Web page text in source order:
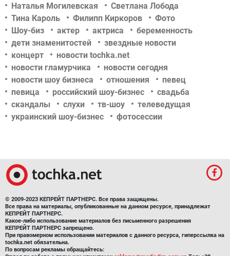
Наталья Могилевская
Светлана Лобода
Тина Кароль
Филипп Киркоров
Фото
Шоу-биз
актер актриса
беременность
дети знаменитостей
звездные новости
концерт
новости tochka.net
новости гламурчика
новости сегодня
новости шоу бизнеса
отношения
певец
певица
российский шоу-бизнес
свадьба
скандалы
слухи тв-шоу
телеведущая
украинский шоу-бизнес
фотосессии
© 2009-2023 КЕПРЕЙТ ПАРТНЕРС. Все права защищены.
Все права на материалы, опубликованные на данном ресурсе, принадлежат
КЕПРЕЙТ ПАРТНЕРС.
Какое-либо использование материалов без письменного разрешения
КЕПРЕЙТ ПАРТНЕРС запрещено.
При правомерном использовании материалов с данного ресурса, гиперссылка на
tochka.net обязательна.
По вопросам рекламы обращайтесь: